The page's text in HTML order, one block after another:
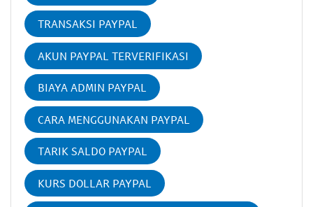
TRANSAKSI PAYPAL
AKUN PAYPAL TERVERIFIKASI
BIAYA ADMIN PAYPAL
CARA MENGGUNAKAN PAYPAL
TARIK SALDO PAYPAL
KURS DOLLAR PAYPAL